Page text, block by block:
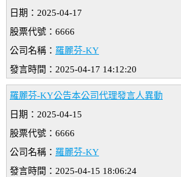
日期：2025-04-17
股票代號：6666
公司名稱： 羅麗芬-KY
發言時間：2025-04-17 14:12:20
羅麗芬-KY公告本公司代理發言人異動
日期：2025-04-15
股票代號：6666
公司名稱： 羅麗芬-KY
發言時間：2025-04-15 18:06:24